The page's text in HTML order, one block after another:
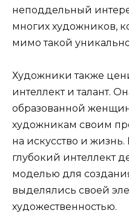
неподдельный
многих художников,
мимо такой
Художники также
интеллект и талант.
образованной
художникам своим
на искусство и жизнь.
глубокий интеллект
моделью для
выделялись своей
художественностью.